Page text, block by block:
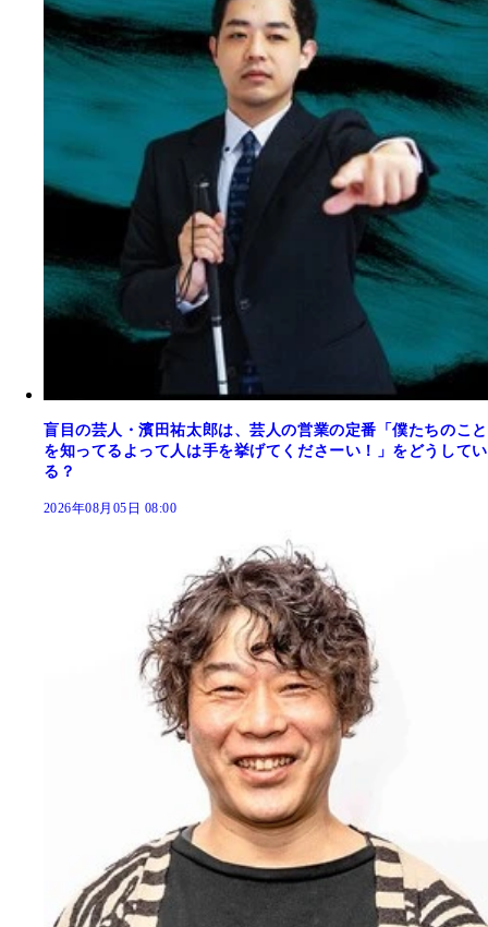
盲目の芸人・濱田祐太郎は、芸人の営業の定番「僕たちのこと
を知ってるよって人は手を挙げてくださーい！」をどうしてい
る？
2026年08月05日 08:00